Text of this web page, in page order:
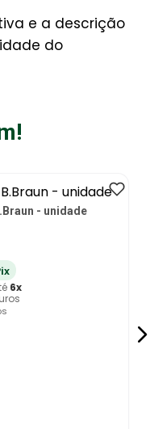
e a descrição
do
- unidade
6x